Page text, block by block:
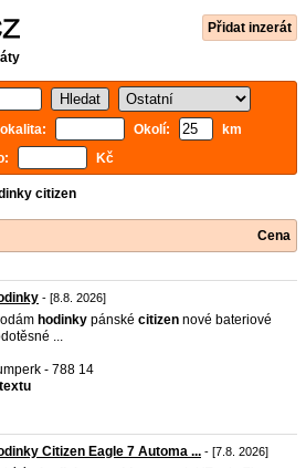
Přidat inzerát
Okolí:
km
Kč
citizen
Cena
- [8.8. 2026]
hodinky pánské citizen nové bateriové
...
- 788 14
Citizen Eagle 7 Automa ... - [7.8. 2026]